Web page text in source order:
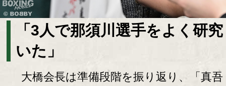
「3人で那須川選手をよく研
いた」
大橋会長は準備段階を振り返り、「真吾